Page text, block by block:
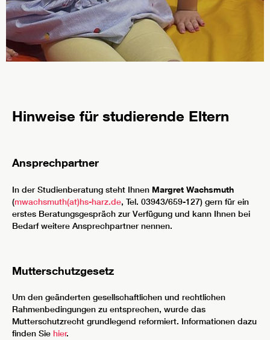
Hinweise für studierende Eltern
Ansprechpartner
In der Studienberatung steht Ihnen Margret Wachsmuth
(mwachsmuth(at)hs-harz.de, Tel. 03943/659-127) gern für ein
erstes Beratungsgespräch zur Verfügung und kann Ihnen bei
Bedarf weitere Ansprechpartner nennen.
Mutterschutzgesetz
Um den geänderten gesellschaftlichen und rechtlichen
Rahmenbedingungen zu entsprechen, wurde das
Mutterschutzrecht grundlegend reformiert. Informationen dazu
finden Sie hier.